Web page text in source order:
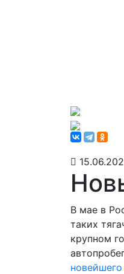
В мае в
таких
крупном